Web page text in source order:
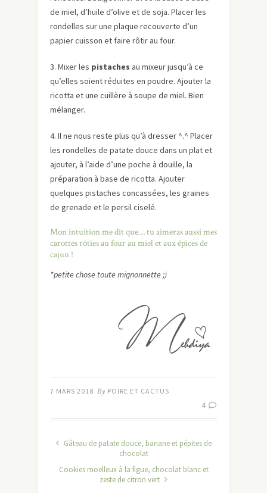
de miel, d’huile d’olive et de soja. Placer les
rondelles sur une plaque recouverte d’un
papier cuisson et faire rôtir au four.
3. Mixer les pistaches au mixeur jusqu’à ce
qu’elles soient réduites en poudre. Ajouter la
ricotta et une cuillère à soupe de miel. Bien
mélanger.
4. Il ne nous reste plus qu’à dresser ^.^ Placer
les rondelles de patate douce dans un plat et
ajouter, à l’aide d’une poche à douille, la
préparation à base de ricotta. Ajouter
quelques pistaches concassées, les graines
de grenade et le persil ciselé.
Mon intuition me dit que… tu aimeras aussi mes
carottes rôties au four au miel et aux épices de
cajun !
*petite chose toute mignonnette ;)
7 MARS 2018 By POIRE ET CACTUS
4
Gâteau de patate douce, banane et pépites de
chocolat
Cookies moelleux à la figue, chocolat blanc et
zeste de citron vert